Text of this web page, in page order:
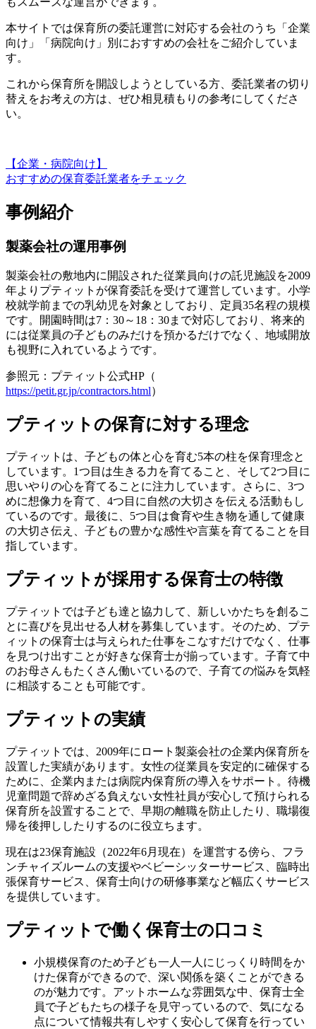
本サイトでは保育所の委託運営に対応する会社のうち
「企業
向け」「病院向け」別におすすめの会社をご紹介していま
す。
これから保育所を開設しようとしている方、委託業者の切り
替えをお考えの方は、ぜひ相見積もりの参考にしてくださ
い。
【企業・病院向け】
おすすめの保育委託業者をチェック
事例紹介
製薬会社の運用事例
製薬会社の敷地内に開設された従業員向けの託児施設を2009
年よりプティットが保育委託を受けて運営しています。小学
校就学前までの乳幼児を対象としており、定員35名程の規模
です。開園時間は7：30～18：30まで対応しており、将来的
には従業員の子どものみだけを預かるだけでなく、地域開放
も視野に入れているようです。
参照元：プティット公式HP（
https://petit.gr.jp/contractors.html）
プティットの保育に対する理念
プティットは、子どもの体と心を育む5本の柱を保育理念と
しています。1つ目は生きる力を育てること、そして2つ目に
思いやりの心を育てることに注力しています。さらに、3つ
めに想像力を育て、4つ目に自然の大切さを伝える活動もし
ているのです。最後に、5つ目は食育や生き物を通して健康
の大切さ伝え、子どもの豊かな感性や言葉を育てることを目
指しています。
プティットが採用する保育士の特徴
プティットでは子ども達と協力して、新しいかたちを創るこ
とに喜びを見出せる人材を募集しています。そのため、プテ
ィットの保育士は与えられた仕事をこなすだけでなく、仕事
を見つけ出すことが好きな保育士が揃っています。子育て中
のお母さんもたくさん働いているので、子育ての悩みを気軽
に相談することも可能です。
プティットの実績
プティットでは、2009年にロート製薬会社の企業内保育所を
設置した実績があります。女性の従業員を安定的に確保する
ために、企業内または病院内保育所の導入をサポート。待機
児童問題で辞めざる負えない女性社員が安心して預けられる
保育所を設置することで、早期の離職を防止したり、職場復
帰を後押ししたりするのに役立ちます。
現在は23保育施設（2022年6月現在）を運営する傍ら、フラ
ンチャイズルームの支援やベビーシッターサービス、臨時出
張保育サービス、保育士向けの研修事業など幅広くサービス
を提供しています。
プティットで働く保育士の口コミ
小規模保育のため子ども一人一人にじっくり時間をか
けた保育ができるので、深い関係を築くことができる
のが魅力です。アットホームな雰囲気な中、保育士全
員で子どもたちの様子を見守っているので、気になる
点について情報共有しやすく安心して保育を行ってい